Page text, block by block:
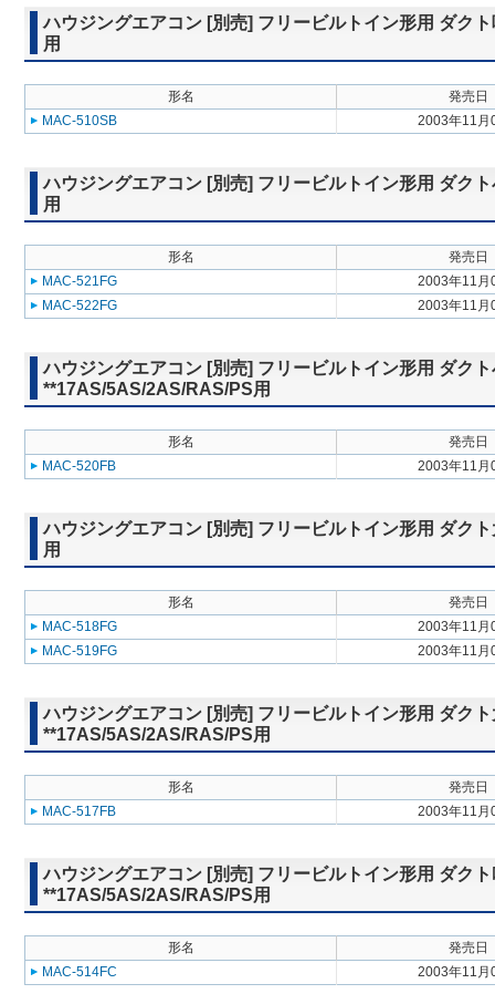
ハウジングエアコン [別売] フリービルトイン形用 ダク
用
形名
発売日
MAC-510SB
2003年11月
ハウジングエアコン [別売] フリービルトイン形用 ダク
用
形名
発売日
MAC-521FG
2003年11月
MAC-522FG
2003年11月
ハウジングエアコン [別売] フリービルトイン形用 ダク
**17AS/5AS/2AS/RAS/PS用
形名
発売日
MAC-520FB
2003年11月
ハウジングエアコン [別売] フリービルトイン形用 ダク
用
形名
発売日
MAC-518FG
2003年11月
MAC-519FG
2003年11月
ハウジングエアコン [別売] フリービルトイン形用 ダク
**17AS/5AS/2AS/RAS/PS用
形名
発売日
MAC-517FB
2003年11月
ハウジングエアコン [別売] フリービルトイン形用 ダク
**17AS/5AS/2AS/RAS/PS用
形名
発売日
MAC-514FC
2003年11月